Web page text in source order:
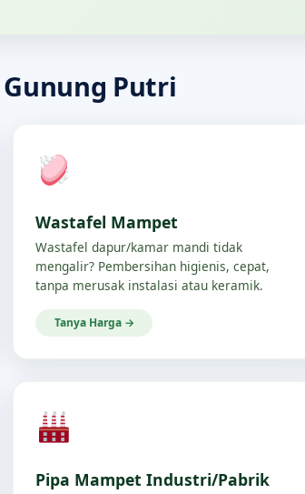
Putri
Wastafel Mampet
Wastafel dapur/kamar mandi tidak
mengalir? Pembersihan higienis, cepat,
tanpa merusak instalasi atau keramik.
Tanya Harga →
Pipa Mampet Industri/Pabrik